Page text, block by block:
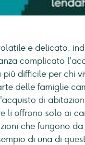
e delicato,
complicato
difficile per chi
delle famiglie
di
li offrono solo ai
che fungono
di una di